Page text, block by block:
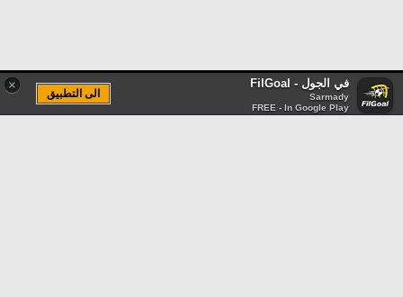
× في الجول - FilGoal
Sarmady
FREE - In Google Play
الى التطبيق